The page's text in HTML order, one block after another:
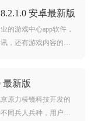
安卓最新版
的游戏中心app软件，
，还有游戏内容的综
件的使用中，也是能
得更多来自游戏礼包
最新版
原力棱镜科技开发的
同兵人兵种，用户通